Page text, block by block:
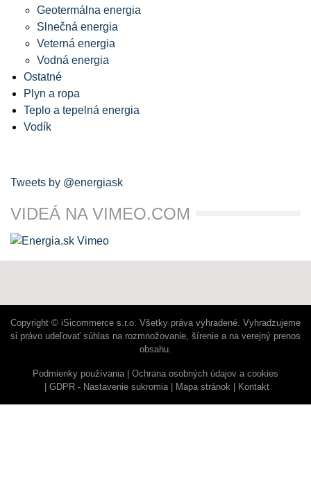
Geotermálna energia
Slnečná energia
Veterná energia
Vodná energia
Ostatné
Plyn a ropa
Teplo a tepelná energia
Vodík
Tweets by @energiask
VIDEÁ NA VIMEO.COM
Copyright © iSicommerce s.r.o. Všetky práva vyhradené. Vyhradzujeme
si právo udeľovať súhlas na rozmnožovanie, šírenie a na verejný prenos
obsahu.
Podmienky používania
Ochrana osobných údajov a cookies
GDPR - Nastavenie sukromia
Mapa stránok Kontakt